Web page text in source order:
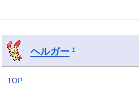
ヘルガー †
TOP